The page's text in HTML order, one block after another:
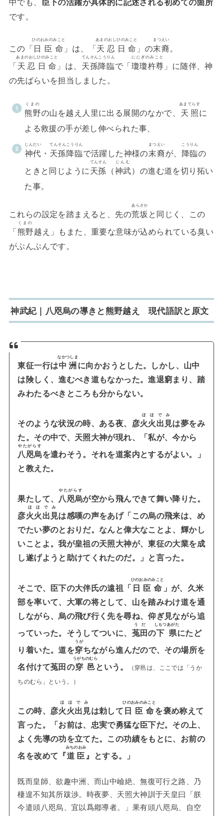
です。
この「日臣命
ひのおみのみこと
」は、「天忍日命
あまのおしひのみこと
」の末裔
まつえい
。
「天忍日命
あまのおしひのみこと
」は、 天孫降臨
てんそんこうりん
で「瓊瓊杵尊
ににぎのみこと
」に随伴、神
の先ばらいを担当しました。
熊野
くまの
の山を越え人里に出る展開のなかで、 天照
あまてらす
に
よる救援の手が差し伸べられた事、
神代
じんだい
・ 天孫降臨
てんそんこうりん
で活躍した神様の末裔
まつえい
が、 降臨
こうりん
の
ときと同じように天孫
てんそん
（神武
じんむ
）の進む道を切り拓い
た事。
これらの設定を踏まえると、先の荒坂
あらさか
と同じく、この
「熊野
くまの
越え」もまた、重要な意味が込められている臭い
がぷんぷんです。
神武紀｜八咫烏の導きと熊野越え 現代語訳と原文
東征一行は中洲
なかつしま
に向かおうとした。 しかし、山中
は険しく、進むべき道もなかった。進退窮まり、踏
みわたるべきところも分からない。
そのような状況の時、 ある夜、彦火火出見
ほほでみ
は夢をみ
た。その中で、天照大神が現れ、「私が、今から
八咫烏
やたがらす
を遣わそう。それを道案内とするがよい。」
と教えた。
果たして、 八咫烏
やたがらす
が空から飛んできて舞い降りた。
彦火火出見
ほほでみ
は感嘆の声をあげ「この烏の飛来は、め
でたい夢のとおりだ。なんと偉大なことよ、輝かし
いことよ。我が皇祖の天照大神が、東征の大業を成
し遂げようと助けてくれたのだ。」 と言った。
そこで、臣下の大伴氏の遠祖「 日臣命
ひのおみのみこと
」が、久米
部を率いて、大軍の将として、山を踏みわけ道を通
しながら、烏の飛び行く先を尋ね、仰ぎ見ながら追
っていった。 そうしてついに、 菟田
うだ
の下県
しもつあがた
にたど
り着いた。道を穿
うが
ちながら進んだので、その場所を
名付けて菟田の穿邑
うがちのむら
という。
（穿邑は、ここでは「うか
ちのむら」という。）
この時、彦火火出見
ほほでみ
は勅して日臣命
ひのおみのみこと
を褒め称えて
言った。「お前は、忠実で勇猛な臣下だ。その上、
よく先導の功を立てた。この功績をもとに、お前の
名を改めて『道臣
みちのおみ
』とする。」
既而皇師、欲趣中洲、而山中嶮絶、無復可行之路、乃
棲遑不知其所跋渉。時夜夢、天照大神訓于天皇曰「朕
今遣頭八咫烏、宜以爲鄕導者。」果有頭八咫烏、自空